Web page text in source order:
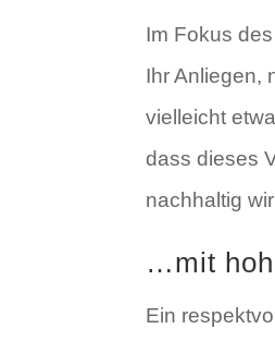
Im Fokus
Ihr Anliegen,
vielleicht
dass dieses
nachhaltig
…mit
Ein